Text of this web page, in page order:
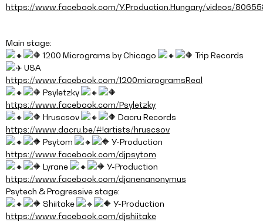
https://www.facebook.com/Y.Production.Hungary/videos/
Main stage:
1200 Micrograms by Chicago
Trip Records
USA
https://www.facebook.com/1200microgramsReal
Psyletzky
https://www.facebook.com/Psyletzky
Hruscsov
Dacru Records
https://www.dacru.be/#!artists/hruscsov
Psytom
Y-Production
https://www.facebook.com/djpsytom
Lyrane
Y-Production
https://www.facebook.com/djanenanonymus
Psytech & Progressive stage:
Shiitake
Y-Production
https://www.facebook.com/djshiitake